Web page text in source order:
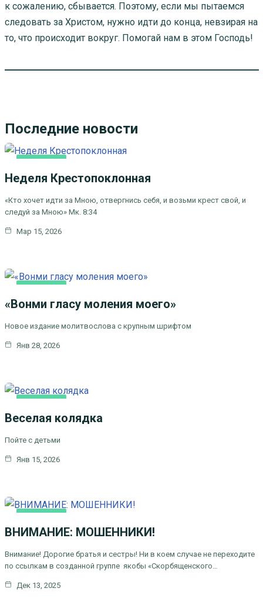
к сожалению, сбывается. Поэтому, если мы пытаемся
следовать за Христом, нужно идти до конца, невзирая на
то, что происходит вокруг. Помогай нам в этом Господь!
Последние новости
Неделя Крестопоклонная
«Кто хочет идти за Мною, отвергнись себя, и возьми крест свой, и
следуй за Мною» Мк. 8:34
Мар 15, 2026
«Вонми гласу моления моего»
Новое издание молитвослова с крупным шрифтом
Янв 28, 2026
Веселая колядка
Пойте с детьми
Янв 15, 2026
ВНИМАНИЕ: МОШЕННИКИ!
Внимание! Дорогие братья и сестры! Ни в коем случае не переходите
по ссылкам в созданной группе якобы «Скорбященского…
Дек 13, 2025